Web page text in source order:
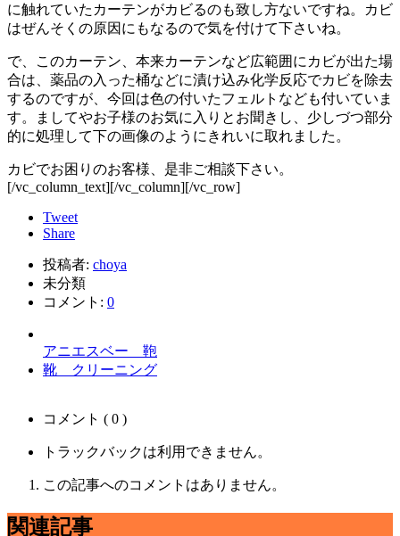
に触れていたカーテンがカビるのも致し方ないですね。カビ
はぜんそくの原因にもなるので気を付けて下さいね。
で、このカーテン、本来カーテンなど広範囲にカビが出た場
合は、薬品の入った桶などに漬け込み化学反応でカビを除去
するのですが、今回は色の付いたフェルトなども付いていま
す。ましてやお子様のお気に入りとお聞きし、少しづつ部分
的に処理して下の画像のようにきれいに取れました。
カビでお困りのお客様、是非ご相談下さい。
[/vc_column_text][/vc_column][/vc_row]
Tweet
Share
投稿者: choya
未分類
コメント: 0
アニエスベー 鞄
靴 クリーニング
コメント ( 0 )
トラックバックは利用できません。
この記事へのコメントはありません。
関連記事